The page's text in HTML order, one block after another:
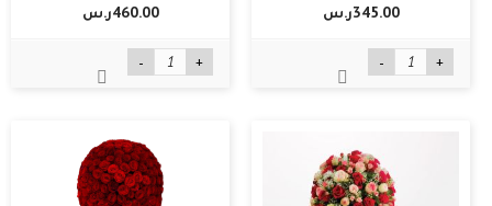
345.00ر.س‏
- +
460.00ر.س‏
- +